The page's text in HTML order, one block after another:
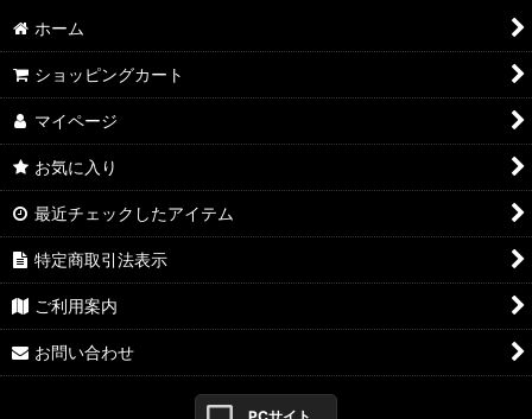
ホーム
ショッピングカート
マイページ
お気に入り
最近チェックしたアイテム
特定商取引法表示
ご利用案内
お問い合わせ